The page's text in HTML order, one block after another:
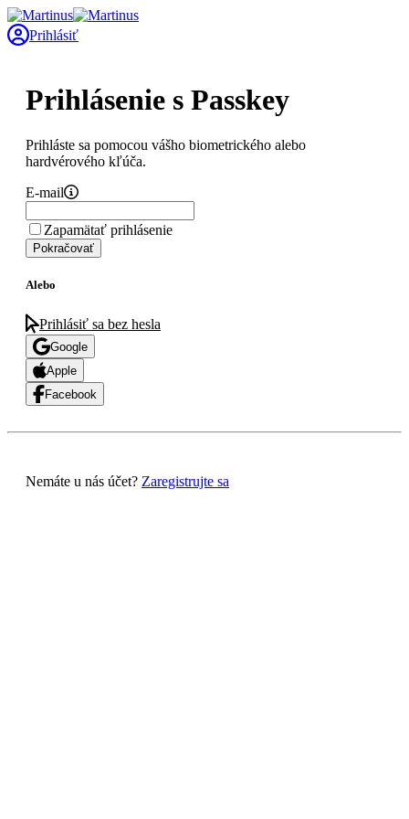
Prihlásiť
Prihlásenie s Passkey
Prihláste sa pomocou vášho biometrického alebo
hardvérového kľúča.
E-mail
Zapamätať prihlásenie
Pokračovať
Alebo
Prihlásiť sa bez hesla
Google
Apple
Facebook
Nemáte u nás účet? Zaregistrujte sa